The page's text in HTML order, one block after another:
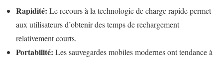
Rapidité: Le recours à la technologie de charge rapide permet
aux utilisateurs d’obtenir des temps de rechargement
relativement courts.
Portabilité: Les sauvegardes mobiles modernes ont tendance à